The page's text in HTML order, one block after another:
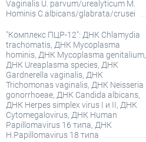
Vaginalis U. parvum/urealyticum M.
Hominis C.albicans/glabrata/crusei
"Комплекс ПЦР-12": ДНК Chlamydia
trachomatis, ДНК Mycoplasma
hominis, ДНК Mycoplasma genitalium,
ДНК Ureaplasma species, ДНК
Gardnerella vaginalis, ДНК
Trichomonas vaginalis, ДНК Neisseria
gonorrhoeae, ДНК Candida albicans,
ДНК Herpes simplex virus I и II, ДНК
Cytomegalovirus, ДНК Human
Papillomavirus 16 типа, ДНК
H.Papillomavirus 18 типа